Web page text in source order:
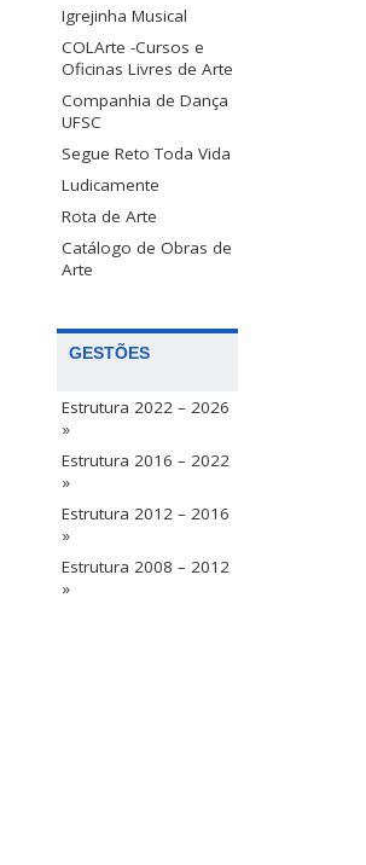
Igrejinha Musical
COLArte -Cursos e
Oficinas Livres de Arte
Companhia de Dança
UFSC
Segue Reto Toda Vida
Ludicamente
Rota de Arte
Catálogo de Obras de
Arte
GESTÕES
Estrutura 2022 – 2026
»
Estrutura 2016 – 2022
»
Estrutura 2012 – 2016
»
Estrutura 2008 – 2012
»